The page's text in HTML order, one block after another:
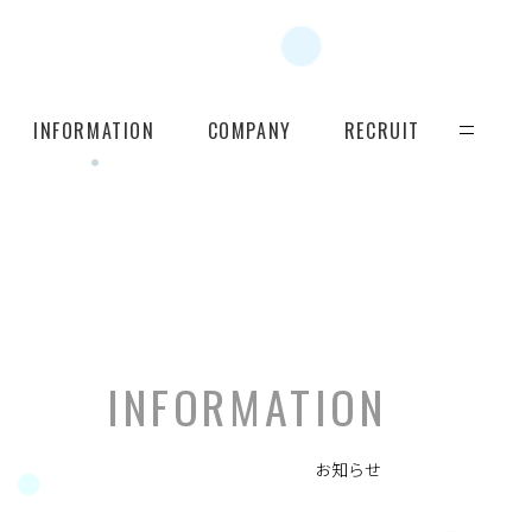
INFORMATION COMPANY RECRUIT
INFORMATION
お知らせ